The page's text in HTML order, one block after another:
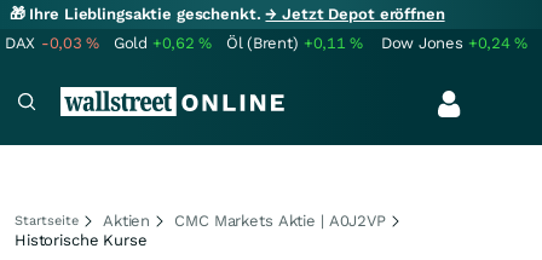
🎁 Ihre Lieblingsaktie geschenkt.→ Jetzt Depot eröffnen
DAX -0,03% Gold +0,62% Öl (Brent) +0,11% Dow Jones +0,24%
Startseite Aktien
CMC Markets Aktie | A0J2VP
Historische Kurse